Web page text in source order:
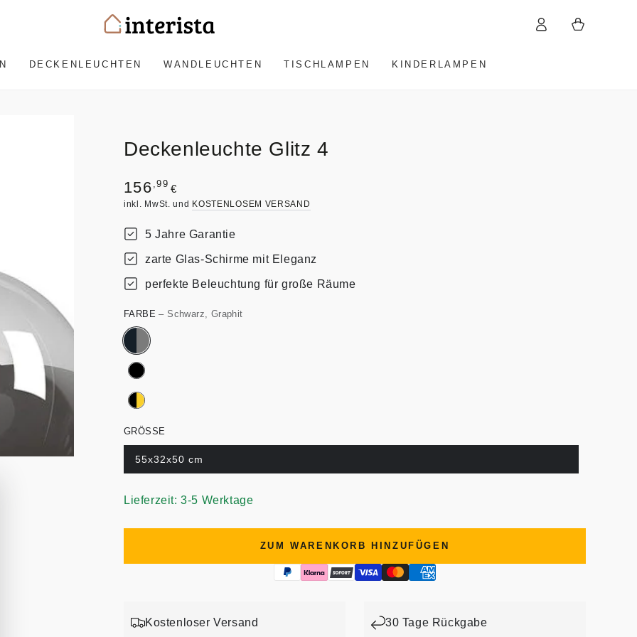
DECKENLEUCHTEN WANDLEUCHTEN TISCHLAMPEN KINDERLAMPEN
EinloggenWarenkorb
Deckenleuchte Glitz 4
Regulärer
Preis
156 ,99 €
inkl. MwSt. und KOSTENLOSEM VERSAND
5 Jahre Garantie
zarte Glas-Schirme mit Eleganz
perfekte Beleuchtung für große Räume
FARBE– Schwarz, Graphit
GRÖSSE
55x32x50 cm
Lieferzeit: 3-5 Werktage
ZUM WARENKORB HINZUFÜGEN
Kostenloser Versand 30 Tage Rückgabe